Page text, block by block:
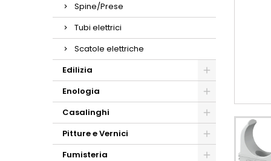
Spine/Prese
Tubi elettrici
Scatole elettriche
Edilizia
Enologia
Casalinghi
Pitture e Vernici
Fumisteria